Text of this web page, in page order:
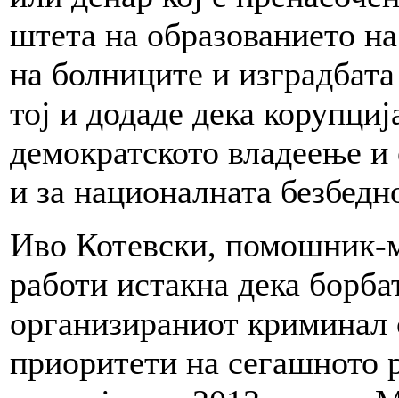
штета на образованието
на болниците и
тој и додаде дека
демократското владеење
и за националната
Иво Котевски, помошник-
работи истакна дека
организираниот криминал
приоритети на